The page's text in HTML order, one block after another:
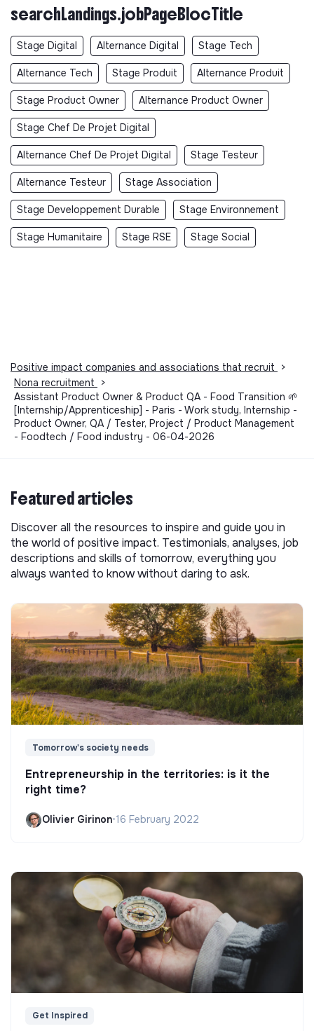
searchLandings.jobPageBlocTitle
Stage Digital Alternance Digital Stage Tech
Alternance Tech Stage Produit Alternance Produit
Stage Product Owner Alternance Product Owner
Stage Chef De Projet Digital
Alternance Chef De Projet Digital Stage Testeur
Alternance Testeur Stage Association
Stage Developpement Durable Stage Environnement
Stage Humanitaire Stage RSE Stage Social
Positive impact companies and associations that recruit
>
Nona recruitment
>
Assistant Product Owner & Product QA - Food Transition 🌱
[Internship/Apprenticeship] - Paris - Work study, Internship -
Product Owner, QA / Tester, Project / Product Management
- Foodtech / Food industry - 06-04-2026
Featured articles
Discover all the resources to inspire and guide you in
the world of positive impact. Testimonials, analyses, job
descriptions and skills of tomorrow, everything you
always wanted to know without daring to ask.
Tomorrow's society needs
Entrepreneurship in the territories: is it the
right time?
Olivier Girinon•16 February 2022
Get Inspired